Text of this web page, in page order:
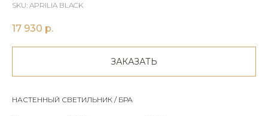
SKU: APRILIA BLACK
17 930 р.
ЗАКАЗАТЬ
НАСТЕННЫЙ СВЕТИЛЬНИК / БРА